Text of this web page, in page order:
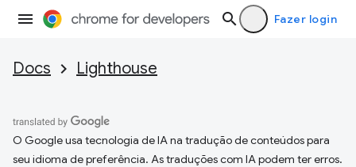
Fazer login
Docs Lighthouse
O Google usa tecnologia de IA na tradução de conteúdos para
seu idioma de preferência. As traduções com IA podem ter erros.